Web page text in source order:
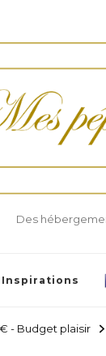
Des
Inspirations
- Budget plaisir